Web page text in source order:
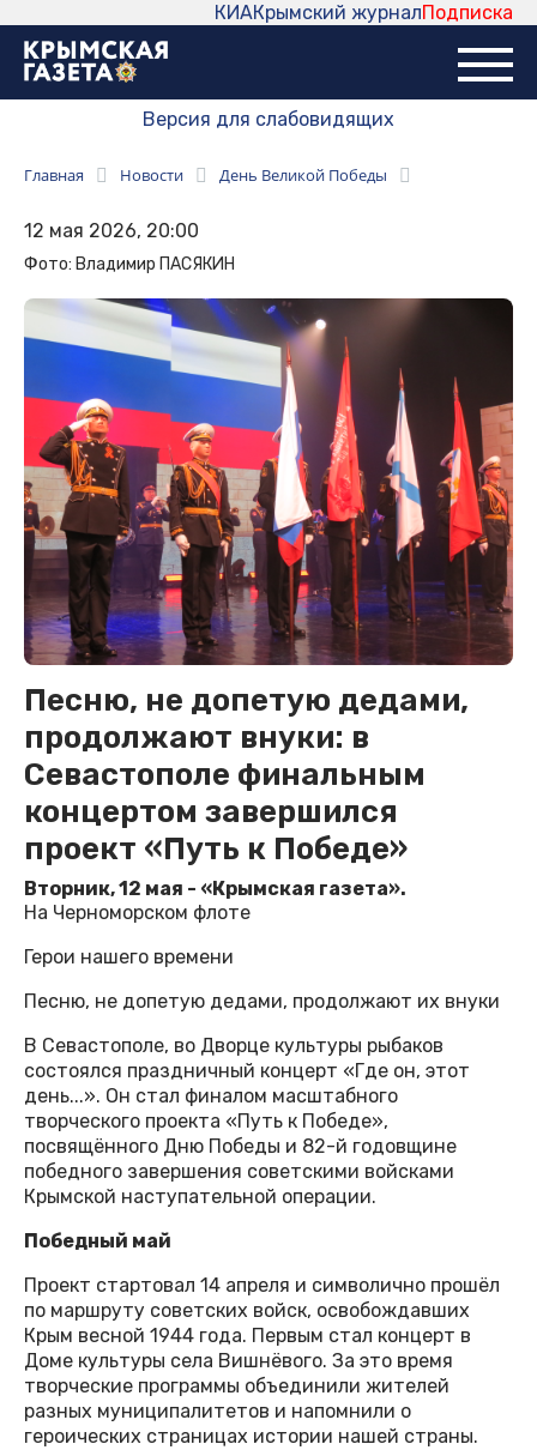
Подписка
Крымский журнал
КИА
Версия для слабовидящих
Главная Новости День Великой Победы
12 мая 2026, 20:00
Фото: Владимир ПАСЯКИН
Песню, не допетую дедами,
продолжают внуки: в
Севастополе финальным
концертом завершился
проект «Путь к Победе»
Вторник, 12 мая - «Крымская газета».
На Черноморском флоте
Герои нашего времени
Песню, не допетую дедами, продолжают их внуки
В Севастополе, во Дворце культуры рыбаков
состоялся праздничный концерт «Где он, этот
день...». Он стал финалом масштабного
творческого проекта «Путь к Победе»,
посвящённого Дню Победы и 82-й годовщине
победного завершения советскими войсками
Крымской наступательной операции.
Победный май
Проект стартовал 14 апреля и символично прошёл
по маршруту советских войск, освобождавших
Крым весной 1944 года. Первым стал концерт в
Доме культуры села Вишнёвого. За это время
творческие программы объединили жителей
разных муниципалитетов и напомнили о
героических страницах истории нашей страны.